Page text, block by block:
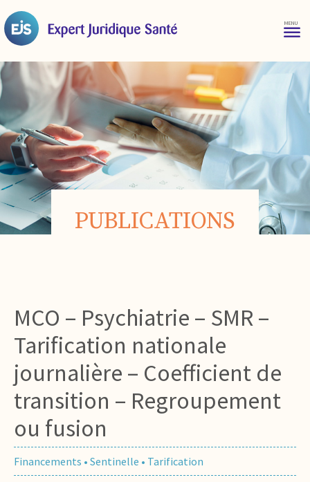
PUBLICATIONS
MCO – Psychiatrie – SMR –
Tarification nationale
journalière – Coefficient de
transition – Regroupement
ou fusion
Financements • Sentinelle • Tarification